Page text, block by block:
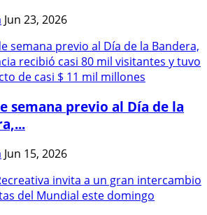
Jun 23, 2026
semana previo al Día de la
Jun 15, 2026